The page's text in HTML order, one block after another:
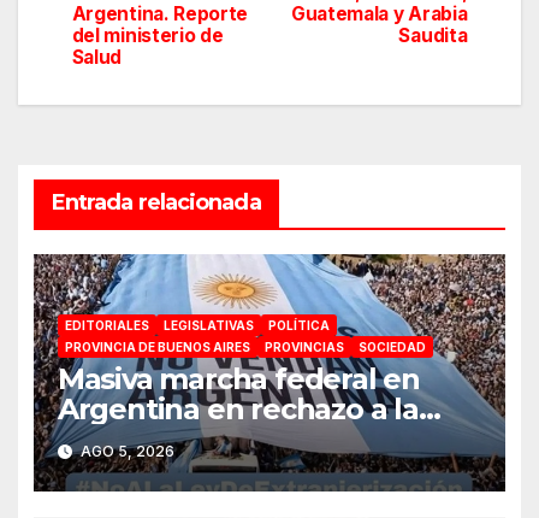
entradas
Guatemala y Arabia
Saudita
Argentina. Reporte
del ministerio de
Salud
Entrada relacionada
EDITORIALES LEGISLATIVAS
POLÍTICA
PROVINCIA DE BUENOS AIRES
PROVINCIAS SOCIEDAD
Masiva marcha federal en
Argentina en rechazo a la
reforma de la Ley de Tierras
impulsada por Milei: «La
soberanía no se negocia»
AGO 5, 2026